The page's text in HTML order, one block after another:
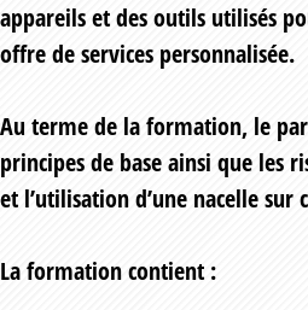
appareils et des outils utilisés
offre de services personnalisée.
Au terme de la formation, le
principes de base ainsi que les
et l’utilisation d’une nacelle sur
La formation contient :